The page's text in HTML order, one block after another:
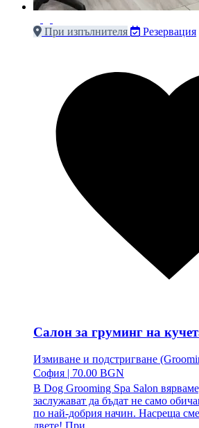
При изпълнителя Резервация
Салон за груминг на
Измиване и подстригване
София | 70.00 BGN
В Dog Grooming Spa Salon
заслужават да бъдат не само
по най-добрия начин. Насреща